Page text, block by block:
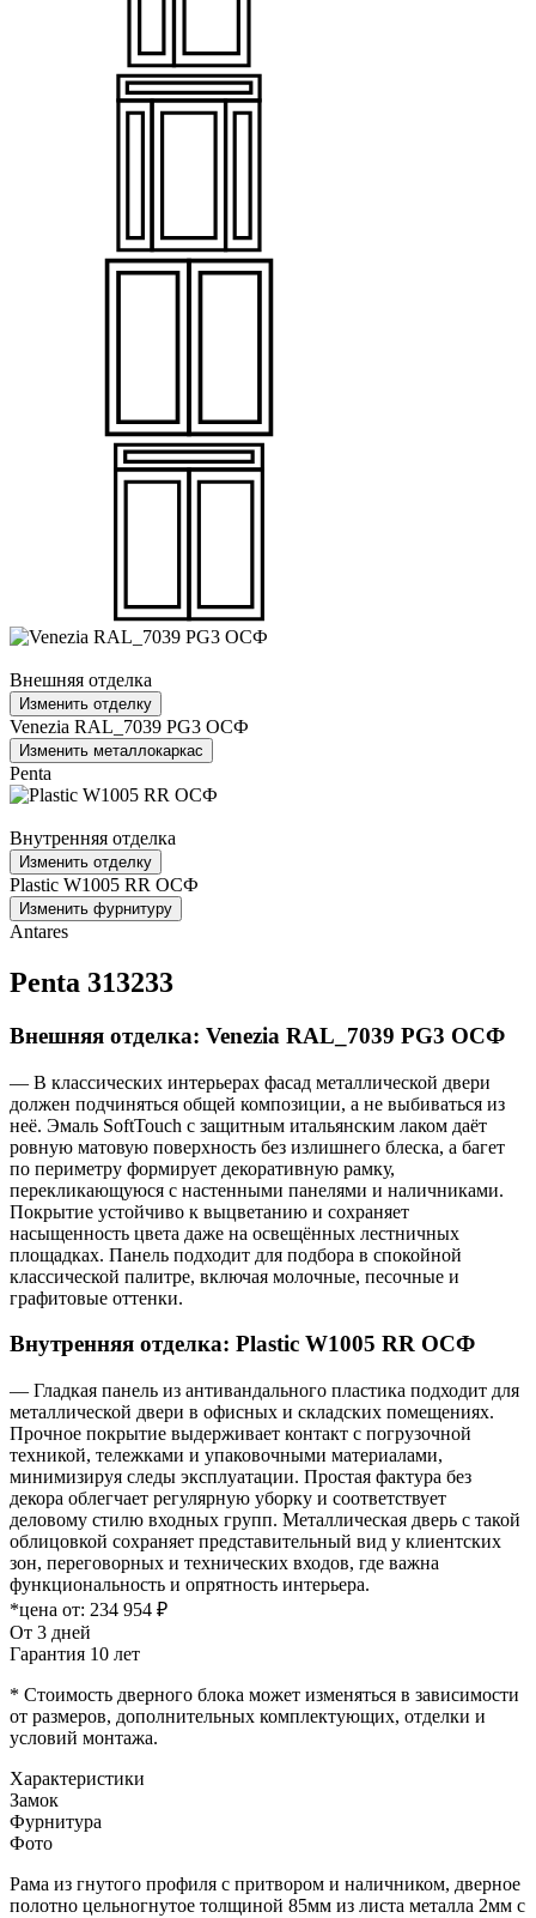
Внешняя отделка
Изменить отделку
Venezia RAL_7039 PG3 ОСФ
Изменить металлокаркас
Penta
Внутренняя отделка
Изменить отделку
Plastic W1005 RR ОСФ
Изменить фурнитуру
Antares
Penta 313233
Внешняя отделка: Venezia RAL_7039 PG3 ОСФ
— В классических интерьерах фасад металлической двери
должен подчиняться общей композиции, а не выбиваться из
неё. Эмаль SoftTouch с защитным итальянским лаком даёт
ровную матовую поверхность без излишнего блеска, а багет
по периметру формирует декоративную рамку,
перекликающуюся с настенными панелями и наличниками.
Покрытие устойчиво к выцветанию и сохраняет
насыщенность цвета даже на освещённых лестничных
площадках. Панель подходит для подбора в спокойной
классической палитре, включая молочные, песочные и
графитовые оттенки.
Внутренняя отделка: Plastic W1005 RR ОСФ
— Гладкая панель из антивандального пластика подходит для
металлической двери в офисных и складских помещениях.
Прочное покрытие выдерживает контакт с погрузочной
техникой, тележками и упаковочными материалами,
минимизируя следы эксплуатации. Простая фактура без
декора облегчает регулярную уборку и соответствует
деловому стилю входных групп. Металлическая дверь с такой
облицовкой сохраняет представительный вид у клиентских
зон, переговорных и технических входов, где важна
функциональность и опрятность интерьера.
*цена от: 234 954 ₽
От 3 дней
Гарантия 10 лет
* Стоимость дверного блока может изменяться в зависимости
от размеров, дополнительных комплектующих, отделки и
условий монтажа.
Характеристики
Замок
Фурнитура
Фото
Рама из гнутого профиля с притвором и наличником, дверное
полотно цельногнутое толщиной 85мм из листа металла 2мм c